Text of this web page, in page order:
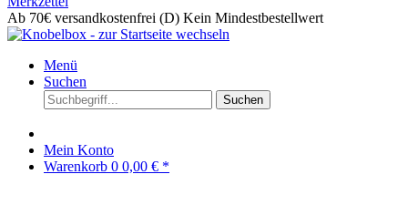
Ab 70€ versandkostenfrei (D) Kein Mindestbestellwert
Menü
Suchen
Suchen
Mein Konto
Warenkorb 0 0,00 € *